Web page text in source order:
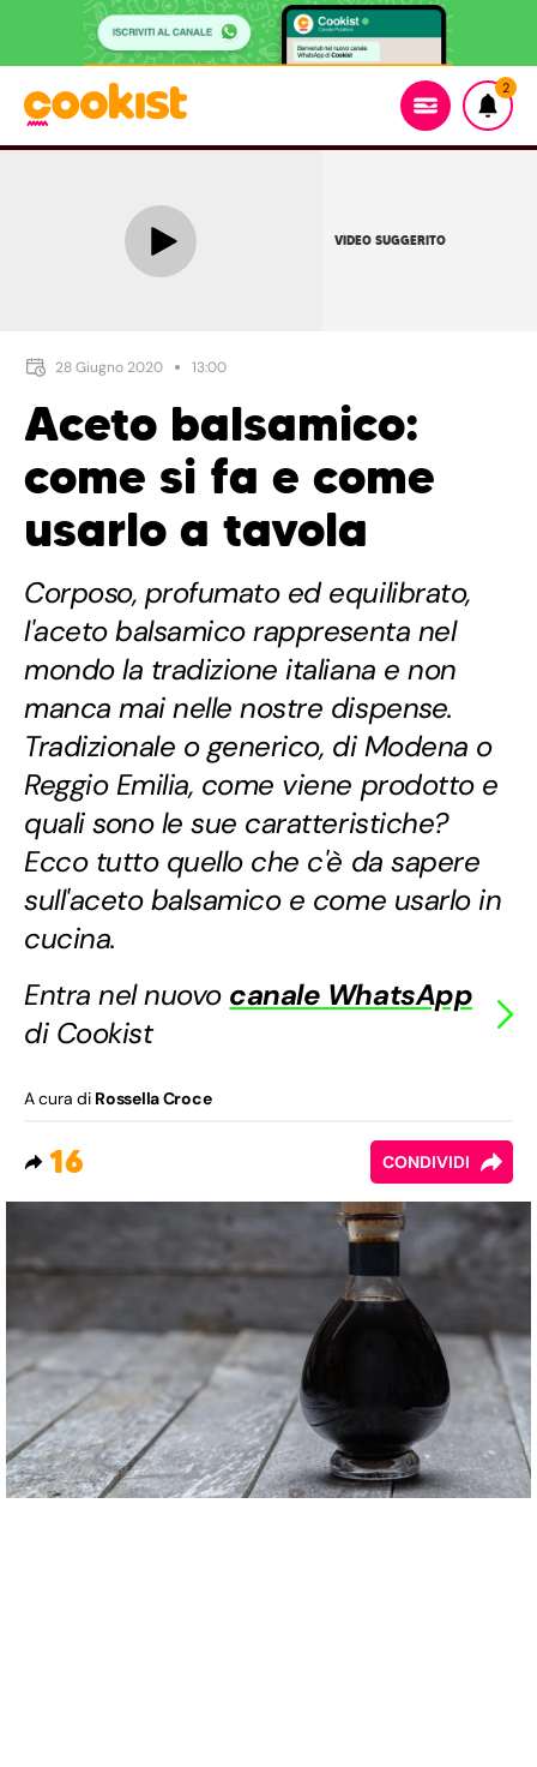
2
VIDEO SUGGERITO
28 Giugno 2020 13:00
Aceto balsamico:
come si fa e come
usarlo a tavola
Corposo, profumato ed equilibrato,
l'aceto balsamico rappresenta nel
mondo la tradizione italiana e non
manca mai nelle nostre dispense.
Tradizionale o generico, di Modena o
Reggio Emilia, come viene prodotto e
quali sono le sue caratteristiche?
Ecco tutto quello che c'è da sapere
sull'aceto balsamico e come usarlo in
cucina.
Entra nel nuovo canale WhatsApp
di Cookist
A cura di Rossella Croce
16 CONDIVIDI